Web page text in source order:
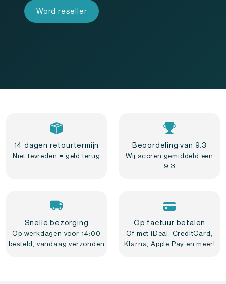
Word reseller
14 dagen retourtermijn
Niet tevreden = geld terug
Beoordeling van 9.3
Wij scoren gemiddeld een
9.3
Snelle bezorging
Op werkdagen voor 14:00
besteld, vandaag verzonden
Op factuur betalen
Of met iDeal, CreditCard,
Klarna, Apple Pay en meer!